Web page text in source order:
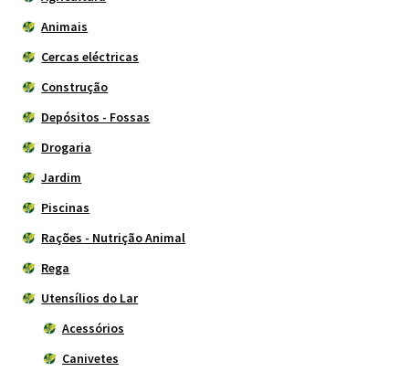
Animais
Cercas eléctricas
Construção
Depósitos - Fossas
Drogaria
Jardim
Piscinas
Rações - Nutrição Animal
Rega
Utensílios do Lar
Acessórios
Canivetes